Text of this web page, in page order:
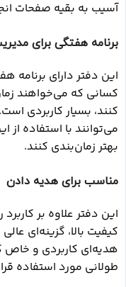
آسیب به بقیه صفحات
برنامه هفتگی برای
این دفتر دارای
کسانی که می‌خواهند
کنند، بسیار کاربردی
می‌توانند با استفاده
بهتر زمان‌بندی کنند.
مناسب برای هدیه دادن
این دفتر علاوه بر
کیفیت بالا، گزینه‌ای عالی
هدیه‌ای کاربردی و
طولانی مورد استفاده